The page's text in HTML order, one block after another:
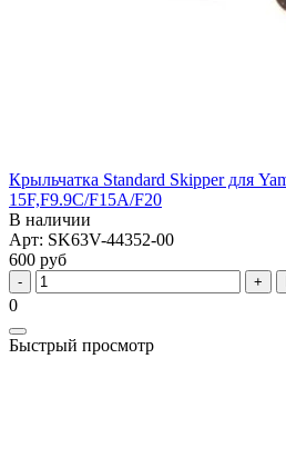
Крыльчатка Standard Skipper для
15F,F9.9C/F15A/F20
В наличии
Арт: SK63V-44352-00
600 руб
0
Быстрый просмотр